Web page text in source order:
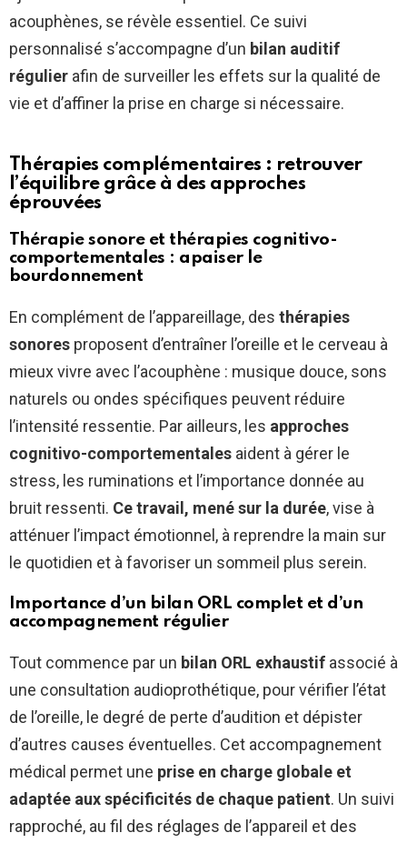
acouphènes, se révèle essentiel. Ce suivi
personnalisé s’accompagne d’un bilan auditif
régulier afin de surveiller les effets sur la qualité de
vie et d’affiner la prise en charge si nécessaire.
Thérapies complémentaires : retrouver
l’équilibre grâce à des approches
éprouvées
Thérapie sonore et thérapies cognitivo-
comportementales : apaiser le
bourdonnement
En complément de l’appareillage, des thérapies
sonores proposent d’entraîner l’oreille et le cerveau à
mieux vivre avec l’acouphène : musique douce, sons
naturels ou ondes spécifiques peuvent réduire
l’intensité ressentie. Par ailleurs, les approches
cognitivo-comportementales aident à gérer le
stress, les ruminations et l’importance donnée au
bruit ressenti. Ce travail, mené sur la durée, vise à
atténuer l’impact émotionnel, à reprendre la main sur
le quotidien et à favoriser un sommeil plus serein.
Importance d’un bilan ORL complet et d’un
accompagnement régulier
Tout commence par un bilan ORL exhaustif associé à
une consultation audioprothétique, pour vérifier l’état
de l’oreille, le degré de perte d’audition et dépister
d’autres causes éventuelles. Cet accompagnement
médical permet une prise en charge globale et
adaptée aux spécificités de chaque patient. Un suivi
rapproché, au fil des réglages de l’appareil et des